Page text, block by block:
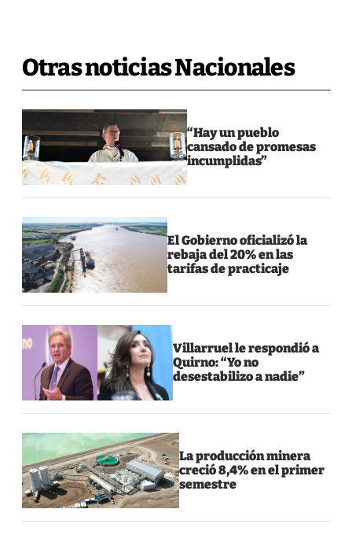
Otras noticias Nacionales
“Hay un pueblo
cansado de promesas
incumplidas”
El Gobierno oficializó la
rebaja del 20% en las
tarifas de practicaje
Villarruel le respondió a
Quirno: “Yo no
desestabilizo a nadie”
La producción minera
creció 8,4% en el primer
semestre